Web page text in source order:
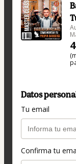
Datos
Tu email
Confirma tu